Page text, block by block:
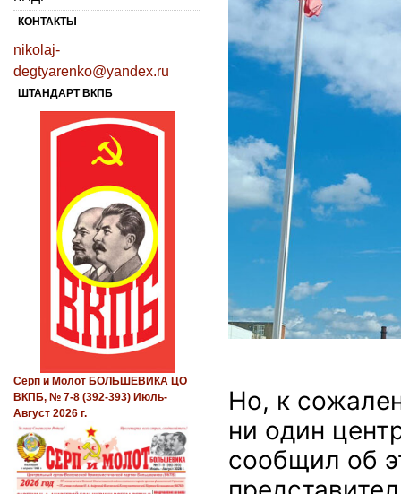
Но, к
ни один
сообщил об
КОНТАКТЫ
nikolaj-
degtyarenko@yandex.ru
ШТАНДАРТ ВКПБ
Серп и Молот БОЛЬШЕВИКА ЦО
ВКПБ, № 7-8 (392-393) Июль-
Август 2026 г.